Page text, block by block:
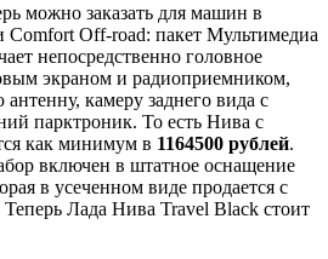
можно заказать для машин в
Comfort Off-road: пакет Мультимедиа
непосредственно головное
экраном и радиоприемником,
камеру заднего вида с
парктроник. То есть Нива с
как минимум в 1164500 рублей.
включен в штатное оснащение
в усеченном виде продается с
Лада Нива Travel Black стоит